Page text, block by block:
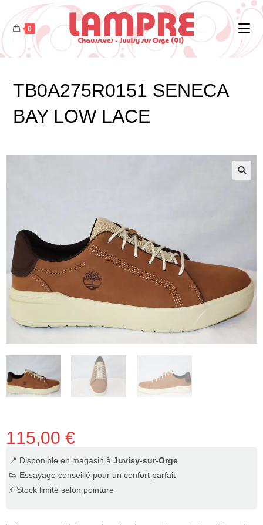
0
TB0A275R0151 SENECA
BAY LOW LACE
115,00 €
📍 Disponible en magasin à Juvisy-sur-Orge
👟 Essayage conseillé pour un confort parfait
⚡ Stock limité selon pointure